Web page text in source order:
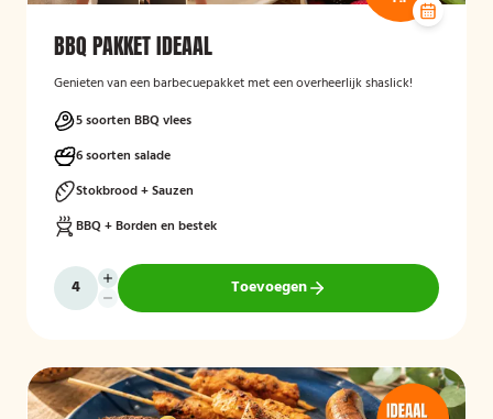
BBQ PAKKET IDEAAL
Genieten van een barbecuepakket met een overheerlijk shaslick!
5 soorten BBQ vlees
6 soorten salade
Stokbrood + Sauzen
BBQ + Borden en bestek
Toevoegen